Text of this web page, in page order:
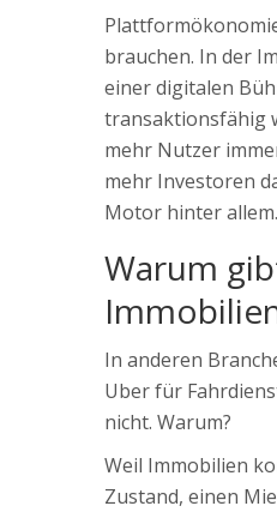
brauchen. In der
einer digitalen
transaktionsfähig
mehr Nutzer
mehr Investoren
Motor hinter allem.
Warum
In anderen
Uber für
nicht. Warum?
Weil Immobilien
Zustand, einen